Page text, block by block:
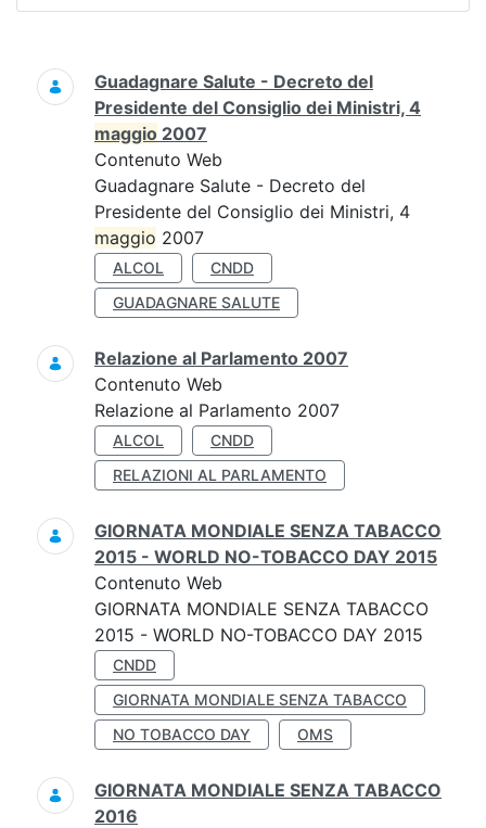
Ricerca
Guadagnare Salute - Decreto del
Presidente del Consiglio dei Ministri, 4
maggio 2007
Contenuto Web
Guadagnare Salute - Decreto del
Presidente del Consiglio dei Ministri, 4
maggio 2007
ALCOL
CNDD
GUADAGNARE SALUTE
Relazione al Parlamento 2007
Contenuto Web
Relazione al Parlamento 2007
ALCOL
CNDD
RELAZIONI AL PARLAMENTO
GIORNATA MONDIALE SENZA TABACCO
2015 - WORLD NO-TOBACCO DAY 2015
Contenuto Web
GIORNATA MONDIALE SENZA TABACCO
2015 - WORLD NO-TOBACCO DAY 2015
CNDD
GIORNATA MONDIALE SENZA TABACCO
NO TOBACCO DAY
OMS
GIORNATA MONDIALE SENZA TABACCO
2016